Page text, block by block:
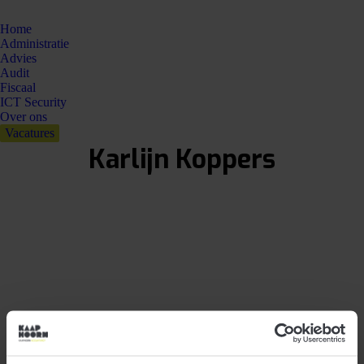
Home
Administratie
Advies
Audit
Fiscaal
ICT Security
Over ons
Vacatures
Karlijn Koppers